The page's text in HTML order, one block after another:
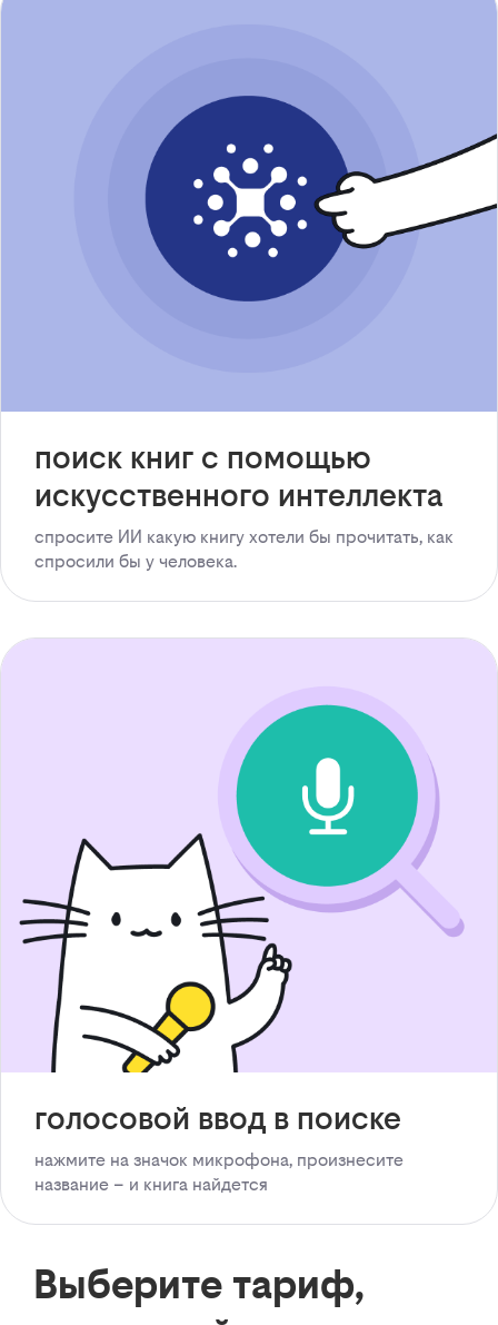
поиск книг с помощью
искусственного интеллекта
спросите ИИ какую книгу хотели бы прочитать, как
спросили бы у человека.
голосовой ввод в поиске
нажмите на значок микрофона, произнесите
название – и книга найдется
Выберите тариф,